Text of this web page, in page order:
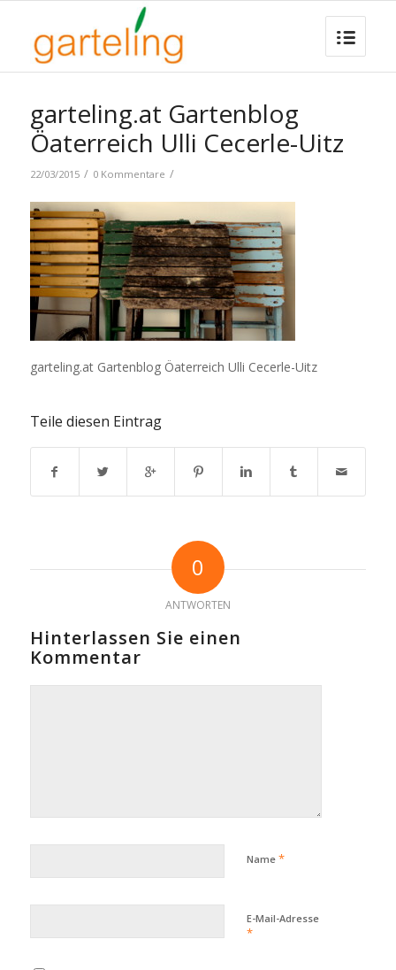
garteling.at Gartenblog
Öaterreich Ulli Cecerle-Uitz
22/03/2015 / 0 Kommentare /
garteling.at Gartenblog Öaterreich Ulli Cecerle-Uitz
Teile diesen Eintrag
0
ANTWORTEN
Hinterlassen Sie einen
Kommentar
Name *
E-Mail-Adresse
*